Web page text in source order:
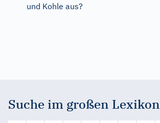
und Kohle aus?
Suche im großen Lexikon